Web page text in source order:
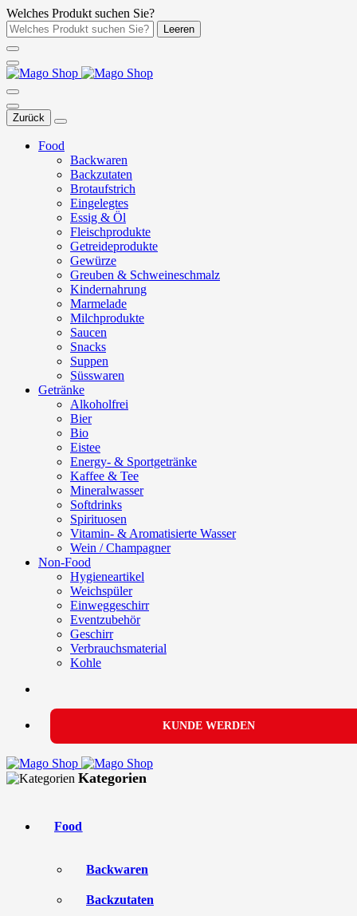
Welches Produkt suchen Sie?
Leeren
Zurück
Food
Backwaren
Backzutaten
Brotaufstrich
Eingelegtes
Essig & Öl
Fleischprodukte
Getreideprodukte
Gewürze
Greuben & Schweineschmalz
Kindernahrung
Marmelade
Milchprodukte
Saucen
Snacks
Suppen
Süsswaren
Getränke
Alkoholfrei
Bier
Bio
Eistee
Energy- & Sportgetränke
Kaffee & Tee
Mineralwasser
Softdrinks
Spirituosen
Vitamin- & Aromatisierte Wasser
Wein / Champagner
Non-Food
Hygieneartikel
Weichspüler
Einweggeschirr
Eventzubehör
Geschirr
Verbrauchsmaterial
Kohle
KUNDE WERDEN
Kategorien
Food
Backwaren
Backzutaten